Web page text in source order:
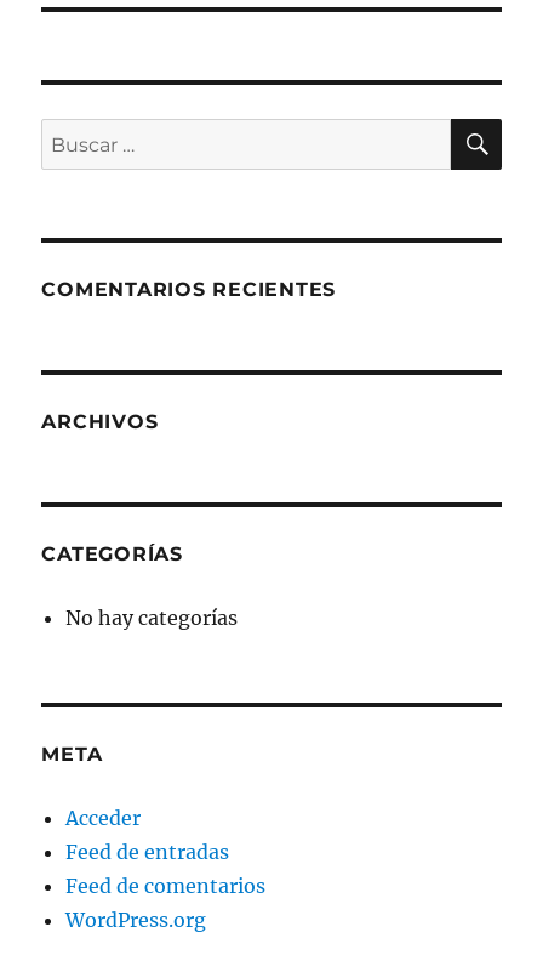
Buscar
por:
COMENTARIOS RECIENTES
ARCHIVOS
CATEGORÍAS
No hay categorías
META
Acceder
Feed de entradas
Feed de comentarios
WordPress.org